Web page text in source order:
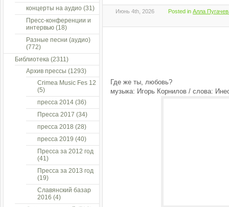
Июнь 4th, 2026 Posted in Алла
Где же ты, любовь?
музыка: Игорь Корнилов / слова:
концерты на аудио (31)
Пресс-конференции и
интервью (18)
Разные песни (аудио)
(772)
Библиотека (2311)
Архив прессы (1293)
Crimea Music Fes 12
(5)
пресса 2014 (36)
Пресса 2017 (34)
пресса 2018 (28)
пресса 2019 (40)
Пресса за 2012 год
(41)
Пресса за 2013 год
(19)
Славянский базар
2016 (4)